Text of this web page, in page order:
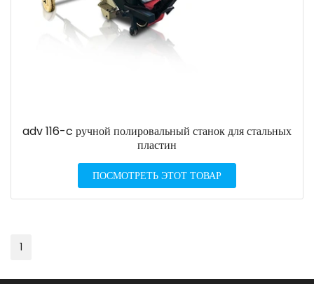
adv 116-c ручной полировальный станок для стальных
пластин
ПОСМОТРЕТЬ ЭТОТ ТОВАР
1